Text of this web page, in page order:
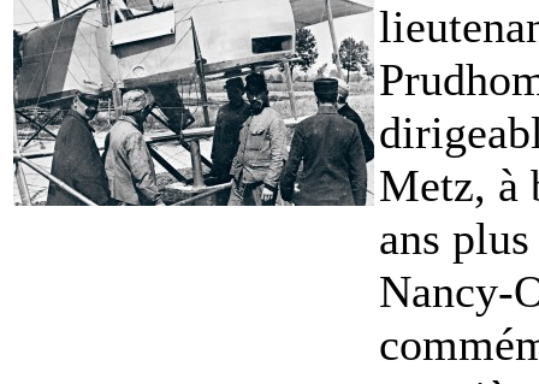
Metz, à
ans
Nancy-